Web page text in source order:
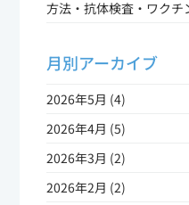
方法・抗体検査・ワクチ
月別アーカイブ
2026年5月 (4)
2026年4月 (5)
2026年3月 (2)
2026年2月 (2)